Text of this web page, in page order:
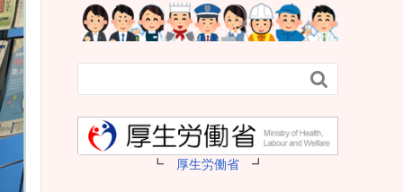

┗ 厚生労働省 ┛